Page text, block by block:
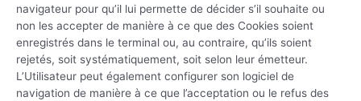
navigateur pour qu’il lui permette de décider s’il souhaite ou
non les accepter de manière à ce que des Cookies soient
enregistrés dans le terminal ou, au contraire, qu’ils soient
rejetés, soit systématiquement, soit selon leur émetteur.
L’Utilisateur peut également configurer son logiciel de
navigation de manière à ce que l’acceptation ou le refus des